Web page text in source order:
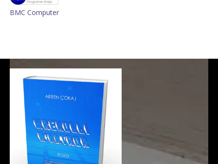
BMC Computer